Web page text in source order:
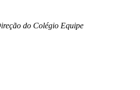
do Colégio Equipe